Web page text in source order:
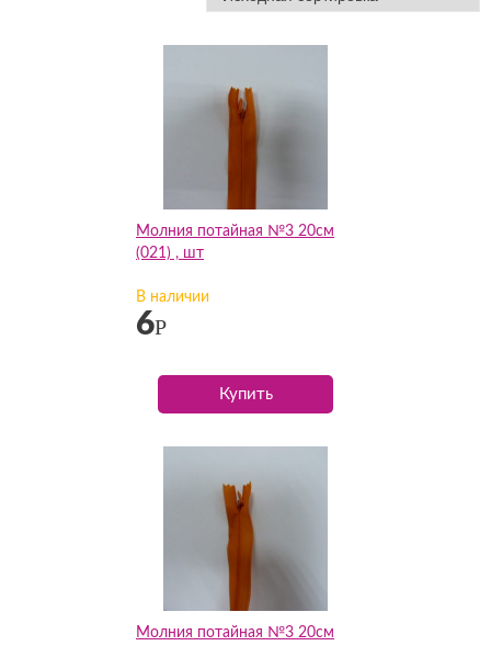
Молния потайная №3 20см
(021) , шт
В наличии
6Р
Купить
Молния потайная №3 20см